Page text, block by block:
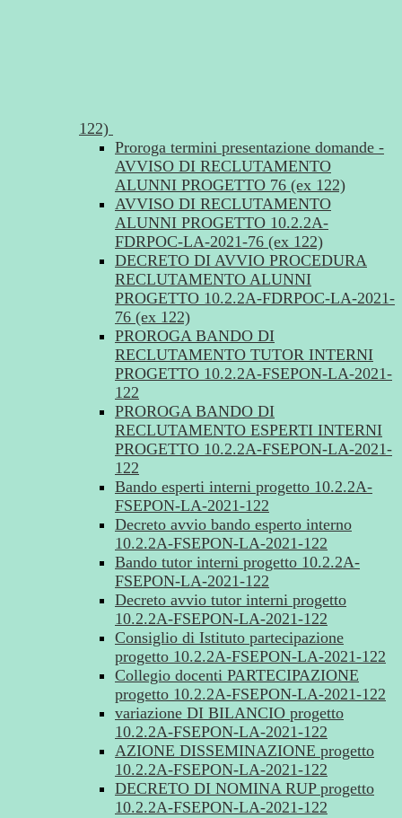
122)
Proroga termini presentazione domande -
AVVISO DI RECLUTAMENTO
ALUNNI PROGETTO 76 (ex 122)
AVVISO DI RECLUTAMENTO
ALUNNI PROGETTO 10.2.2A-
FDRPOC-LA-2021-76 (ex 122)
DECRETO DI AVVIO PROCEDURA
RECLUTAMENTO ALUNNI
PROGETTO 10.2.2A-FDRPOC-LA-2021-
76 (ex 122)
PROROGA BANDO DI
RECLUTAMENTO TUTOR INTERNI
PROGETTO 10.2.2A-FSEPON-LA-2021-
122
PROROGA BANDO DI
RECLUTAMENTO ESPERTI INTERNI
PROGETTO 10.2.2A-FSEPON-LA-2021-
122
Bando esperti interni progetto 10.2.2A-
FSEPON-LA-2021-122
Decreto avvio bando esperto interno
10.2.2A-FSEPON-LA-2021-122
Bando tutor interni progetto 10.2.2A-
FSEPON-LA-2021-122
Decreto avvio tutor interni progetto
10.2.2A-FSEPON-LA-2021-122
Consiglio di Istituto partecipazione
progetto 10.2.2A-FSEPON-LA-2021-122
Collegio docenti PARTECIPAZIONE
progetto 10.2.2A-FSEPON-LA-2021-122
variazione DI BILANCIO progetto
10.2.2A-FSEPON-LA-2021-122
AZIONE DISSEMINAZIONE progetto
10.2.2A-FSEPON-LA-2021-122
DECRETO DI NOMINA RUP progetto
10.2.2A-FSEPON-LA-2021-122